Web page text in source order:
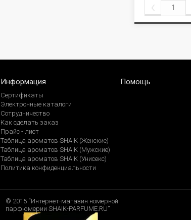
Информация
Сертификаты
Электронные каталоги
Сотрудничество
Как сделать заказ
Прайс - лист
Таблица ароматов SHAIK (Женские)
Таблица ароматов SHAIK (Мужские)
Таблица ароматов SHAIK (Унисекс)
Политика конфиденциальности
Помощь
© 2015 “Интернет-магазин номерной
парфюмерии SHAIK-PARFUME.RU”